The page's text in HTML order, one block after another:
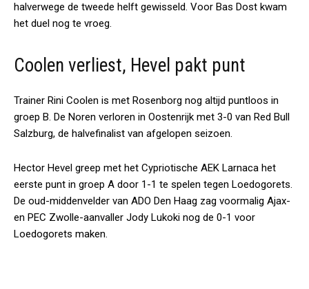
halverwege de tweede helft gewisseld. Voor Bas Dost kwam
het duel nog te vroeg.
Coolen verliest, Hevel pakt punt
Trainer Rini Coolen is met Rosenborg nog altijd puntloos in
groep B. De Noren verloren in Oostenrijk met 3-0 van Red Bull
Salzburg, de halvefinalist van afgelopen seizoen.
Hector Hevel greep met het Cypriotische AEK Larnaca het
eerste punt in groep A door 1-1 te spelen tegen Loedogorets.
De oud-middenvelder van ADO Den Haag zag voormalig Ajax-
en PEC Zwolle-aanvaller Jody Lukoki nog de 0-1 voor
Loedogorets maken.